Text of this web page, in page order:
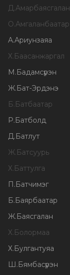
Д.Амарбаясгалан
О.Амгаланбаатар
А.Ариунзаяа
Х.Баасанжаргал
М.Бадамсүрэн
Ж.Бат-Эрдэнэ
Б.Батбаатар
Р.Батболд
Д.Батлут
Ж.Батсуурь
Х.Баттулга
П.Батчимэг
Б.Баярбаатар
Ж.Баясгалан
Х.Болормаа
Х.Булгантуяа
Ш.Бямбасүрэн